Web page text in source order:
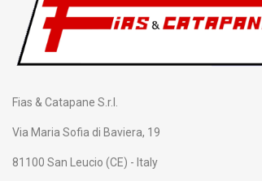
Fias & Catapane S.r.l.
Via Maria Sofia di Baviera, 19
81100 San Leucio (CE) - Italy